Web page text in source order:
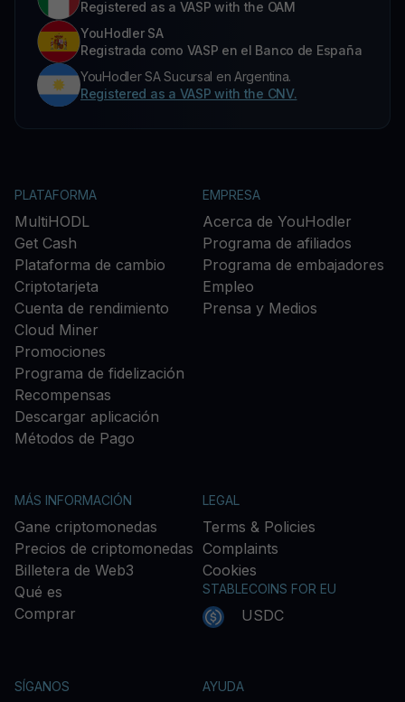
Registered as a VASP with the OAM
YouHodler SA
Registrada como VASP en el Banco de España
YouHodler SA Sucursal en Argentina.
Registered as a VASP with the CNV.
PLATAFORMA
MultiHODL
Get Cash
Plataforma de cambio
Criptotarjeta
Cuenta de rendimiento
Cloud Miner
Promociones
Programa de fidelización
Recompensas
Descargar aplicación
Métodos de Pago
EMPRESA
Acerca de YouHodler
Programa de afiliados
Programa de embajadores
Empleo
Prensa y Medios
MÁS INFORMACIÓN
Gane criptomonedas
Precios de criptomonedas
Billetera de Web3
Qué es
Comprar
LEGAL
Terms & Policies
Complaints
Cookies
STABLECOINS FOR EU
USDC
SÍGANOS AYUDA